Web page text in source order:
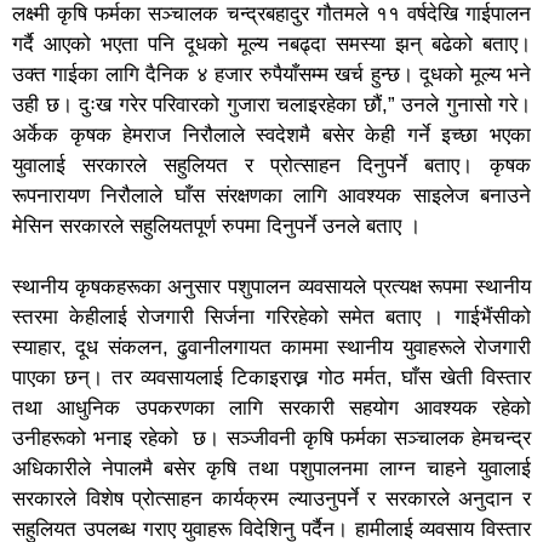
लक्ष्मी कृषि फर्मका सञ्चालक चन्द्रबहादुर गौतमले ११ वर्षदेखि गाईपालन
गर्दै आएको भएता पनि दूधको मूल्य नबढ्दा समस्या झन् बढेको बताए।
उक्त गाईका लागि दैनिक ४ हजार रुपैयाँसम्म खर्च हुन्छ। दूधको मूल्य भने
उही छ। दुःख गरेर परिवारको गुजारा चलाइरहेका छौं,” उनले गुनासो गरे।
अर्केक कृषक हेमराज निरौलाले स्वदेशमै बसेर केही गर्ने इच्छा भएका
युवालाई सरकारले सहुलियत र प्रोत्साहन दिनुपर्ने बताए। कृषक
रूपनारायण निरौलाले घाँस संरक्षणका लागि आवश्यक साइलेज बनाउने
मेसिन सरकारले सहुलियतपूर्ण रुपमा दिनुपर्ने उनले बताए ।
स्थानीय कृषकहरूका अनुसार पशुपालन व्यवसायले प्रत्यक्ष रूपमा स्थानीय
स्तरमा केहीलाई रोजगारी सिर्जना गरिरहेको समेत बताए । गाईभैंसीको
स्याहार, दूध संकलन, ढुवानीलगायत काममा स्थानीय युवाहरूले रोजगारी
पाएका छन्। तर व्यवसायलाई टिकाइराख्न गोठ मर्मत, घाँस खेती विस्तार
तथा आधुनिक उपकरणका लागि सरकारी सहयोग आवश्यक रहेको
उनीहरूको भनाइ रहेको छ। सञ्जीवनी कृषि फर्मका सञ्चालक हेमचन्द्र
अधिकारीले नेपालमै बसेर कृषि तथा पशुपालनमा लाग्न चाहने युवालाई
सरकारले विशेष प्रोत्साहन कार्यक्रम ल्याउनुपर्ने र सरकारले अनुदान र
सहुलियत उपलब्ध गराए युवाहरू विदेशिनु पर्दैन। हामीलाई व्यवसाय विस्तार